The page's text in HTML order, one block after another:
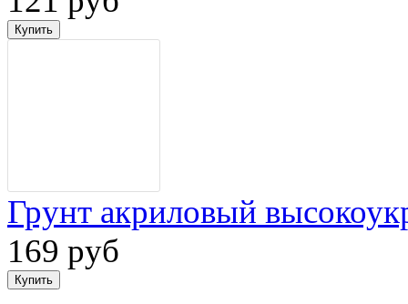
Грунт акриловый
169 руб